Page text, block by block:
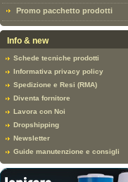
Promo pacchetto prodotti
Info & new
Schede tecniche prodotti
Informativa privacy policy
Spedizione e Resi (RMA)
Diventa fornitore
Lavora con Noi
Dropshipping
Newsletter
Guide manutenzione e consigli